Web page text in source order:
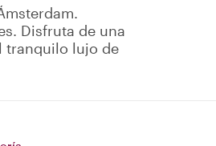
Disfruta de una
tranquilo lujo de